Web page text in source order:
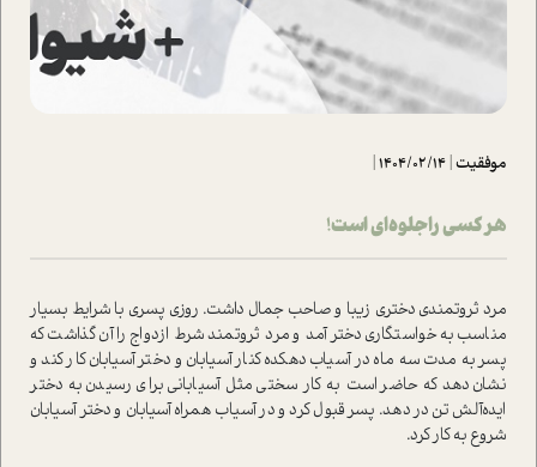
موفقیت|
1404/02/14
|
هر کسی را جلوه‌ای است!
مرد ثروتمندی دختری زیبا و صاحب جمال داشت. روزی پسری با شرایط بسیار
مناسب به خواستگاری دختر آمد و مرد ثروتمند شرط ازدواج را آن گذاشت که
پسر به مدت سه ماه در آسیاب دهکده کنار آسیابان و دختر آسیابان کار کند و
نشان دهد که حاضر است به کار سختی مثل آسیابانی برای رسیدن به دختر
ایده‌آلش تن در دهد. پسر قبول کرد و در آسیاب همراه آسیابان و دختر آسیابان
شروع به کار کرد.